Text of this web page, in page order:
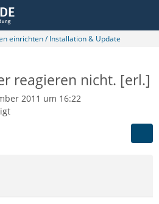
einrichten / Installation & Update
reagieren nicht. [erl.]
2011 um 16:22